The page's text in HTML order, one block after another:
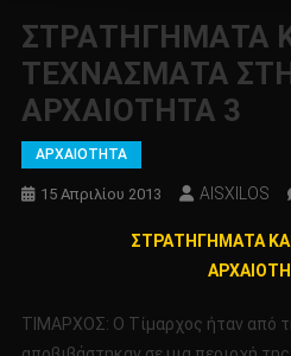
ΣΤΡΑΤΗΓΗΜΑΤΑ
ΤΕΧΝΑΣΜΑΤΑ
ΑΡΧΑΙΟΤΗΤΑ 3
ΑΡΧΑΙΟΤΗΤΑ
15 Απριλίου 2013 AISXILOS
ΣΤΡΑΤΗΓΗΜΑΤΑ
ΤΙΜΑΡΧΟΣ: Ο Τίμαρχος ήταν από